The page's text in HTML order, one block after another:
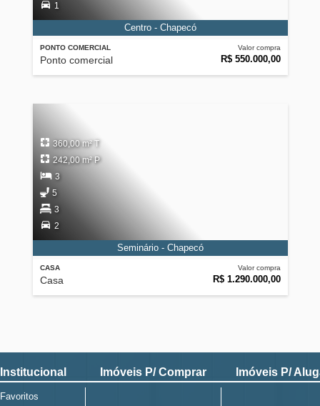
PONTO COMERCIAL
Ponto comercial
Valor compra
R$ 550.000,00
1
Centro - Chapecó
CASA
Casa
Valor compra
R$ 1.290.000,00
360,00 m² T
242,00 m² P
3
5
3
2
Seminário - Chapecó
Institucional
Favoritos
Imóveis P/ Comprar Imóveis P/